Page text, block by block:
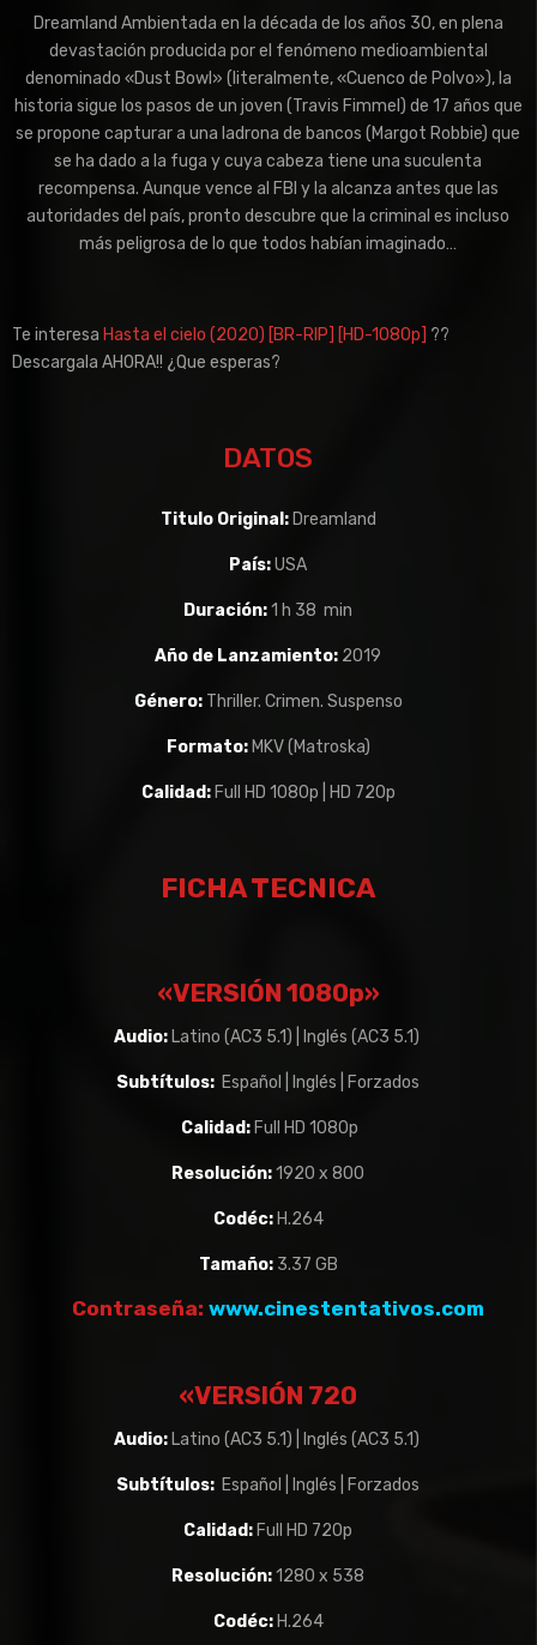
Dreamland Ambientada en la década de los años 30, en plena
devastación producida por el fenómeno medioambiental
denominado «Dust Bowl» (literalmente, «Cuenco de Polvo»), la
historia sigue los pasos de un joven (Travis Fimmel) de 17 años que
se propone capturar a una ladrona de bancos (Margot Robbie) que
se ha dado a la fuga y cuya cabeza tiene una suculenta
recompensa. Aunque vence al FBI y la alcanza antes que las
autoridades del país, pronto descubre que la criminal es incluso
más peligrosa de lo que todos habían imaginado…
Te interesa Hasta el cielo (2020) [BR-RIP] [HD-1080p] ??
Descargala AHORA!! ¿Que esperas?
DATOS
Titulo Original: Dreamland
País:USA
Duración:1 h 38 min
Año de Lanzamiento: 2019
Género:Thriller. Crimen. Suspenso
Formato: MKV (Matroska)
Calidad: Full HD 1080p | HD 720p
FICHA TECNICA
«VERSIÓN 1080p»
Audio: Latino (AC3 5.1) | Inglés (AC3 5.1)
Subtítulos: Español | Inglés | Forzados
Calidad: Full HD 1080p
Resolución:1920 x 800
Codéc: H.264
Tamaño:3.37 GB
Contraseña: www.cinestentativos.com
«VERSIÓN 720
Audio: Latino (AC3 5.1) | Inglés (AC3 5.1)
Subtítulos: Español | Inglés | Forzados
Calidad: Full HD 720p
Resolución:1280 x 538
Codéc: H.264